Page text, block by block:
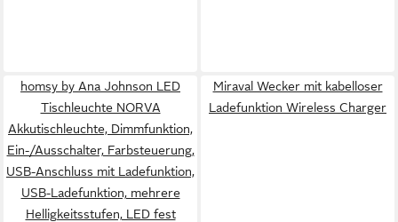
homsy by Ana Johnson LED
Tischleuchte NORVA
Akkutischleuchte, Dimmfunktion,
Ein-/Ausschalter, Farbsteuerung,
USB-Anschluss mit Ladefunktion,
USB-Ladefunktion, mehrere
Helligkeitsstufen, LED fest
Miraval Wecker mit kabelloser
Ladefunktion Wireless Charger